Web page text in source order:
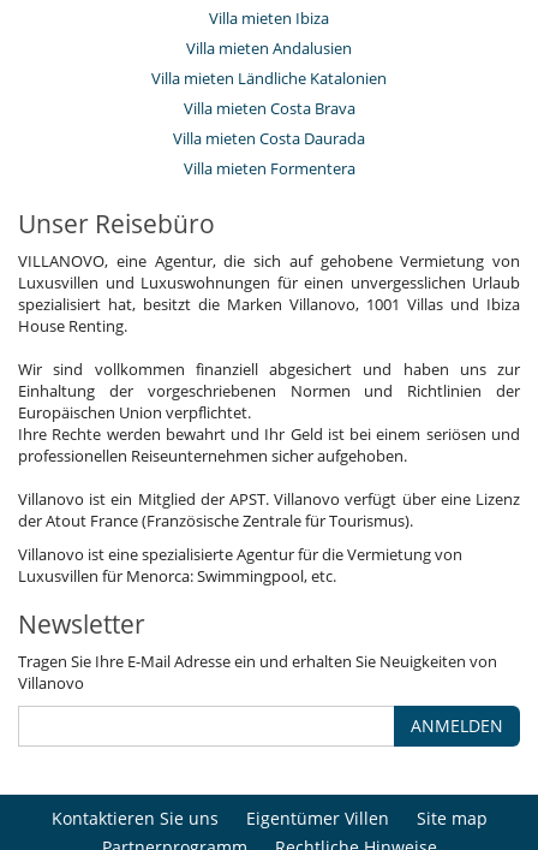
Villa mieten Ibiza
Villa mieten Andalusien
Villa mieten Ländliche Katalonien
Villa mieten Costa Brava
Villa mieten Costa Daurada
Villa mieten Formentera
Unser Reisebüro
VILLANOVO, eine Agentur, die sich auf gehobene Vermietung von
Luxusvillen und Luxuswohnungen für einen unvergesslichen Urlaub
spezialisiert hat, besitzt die Marken Villanovo, 1001 Villas und Ibiza
House Renting.
Wir sind vollkommen finanziell abgesichert und haben uns zur
Einhaltung der vorgeschriebenen Normen und Richtlinien der
Europäischen Union verpflichtet.
Ihre Rechte werden bewahrt und Ihr Geld ist bei einem seriösen und
professionellen Reiseunternehmen sicher aufgehoben.
Villanovo ist ein Mitglied der APST. Villanovo verfügt über eine Lizenz
der Atout France (Französische Zentrale für Tourismus).
Villanovo ist eine spezialisierte Agentur für die Vermietung von
Luxusvillen für Menorca: Swimmingpool, etc.
Newsletter
Tragen Sie Ihre E-Mail Adresse ein und erhalten Sie Neuigkeiten von
Villanovo
ANMELDEN
Kontaktieren Sie uns Eigentümer Villen
Site map